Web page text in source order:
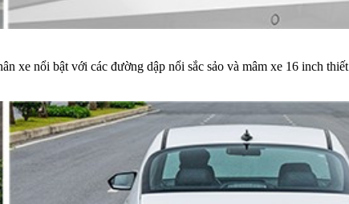
xe nổi bật với các đường dập nổi sắc sảo và mâm xe 16 inch